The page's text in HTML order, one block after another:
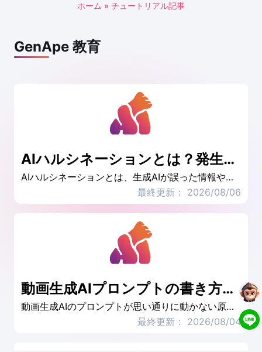
ホーム » チュートリアル記事
GenApe 教育
AIハルシネーションとは？発生原因・事例・11の対策を解説
AIハルシネーションとは、生成AIが誤った情報や存在しない内容を、確かな情報であるかのように回答する現象です。本記事では、AIハルシネーションが発生する原因、5つの事例、仕事への影響を解説し、一般ユーザーと企業が実践できる11の対策を紹介します。
最終更新： 2026/08/06
動画生成AIプロンプトの書き方｜コツ・テンプレート・コピペ可能なプロンプト例まとめ
動画生成AIのプロンプトが思い通りに動かない原因は、動作やカメラ、終了状態などの情報不足かもしれません。6要素のテンプレート、テキスト・画像別の書き方、用途別の例文、生成に失敗したときの修正方法まで解説します。
最終更新： 2026/08/04